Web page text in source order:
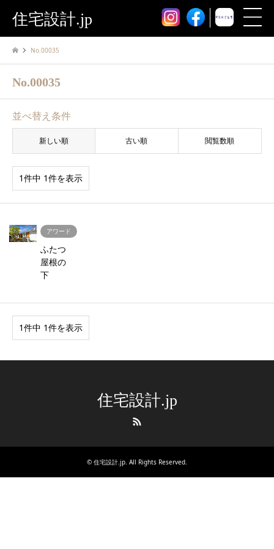
住宅設計.jp
No.00035
No.00035
並べ替え条件
新しい順 古い順 閲覧数順
1件中 1件を表示
アワード
ふたつ
屋根の
下
1件中 1件を表示
住宅設計.jp
© 住宅設計.jp. All Rights Reserved.